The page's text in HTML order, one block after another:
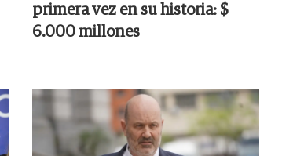
primera vez en su historia: $
6.000 millones